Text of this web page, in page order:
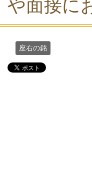
や面接に
座右の銘